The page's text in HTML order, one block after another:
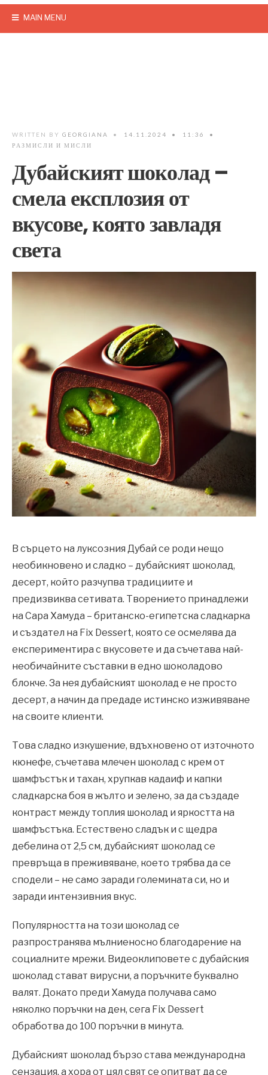
MAIN MENU
WRITTEN BY GEORGIANA • 14.11.2024 • 11:36
•
РАЗМИСЛИ И МИСЛИ
Дубайският шоколад –
смела експлозия от
вкусове, която завладя
света
В сърцето на луксозния Дубай се роди нещо
необикновено и сладко – дубайският шоколад,
десерт, който разчупва традициите и
предизвиква сетивата. Творението принадлежи
на Сара Хамуда – британско-египетска сладкарка
и създател на Fix Dessert, която се осмелява да
експериментира с вкусовете и да съчетава най-
необичайните съставки в едно шоколадово
блокче. За нея дубайският шоколад е не просто
десерт, а начин да предаде истинско изживяване
на своите клиенти.
Това сладко изкушение, вдъхновено от източното
кюнефе, съчетава млечен шоколад с крем от
шамфъстък и тахан, хрупкав кадаиф и капки
сладкарска боя в жълто и зелено, за да създаде
контраст между топлия шоколад и яркостта на
шамфъстъка. Естествено сладък и с щедра
дебелина от 2,5 см, дубайският шоколад се
превръща в преживяване, което трябва да се
сподели – не само заради големината си, но и
заради интензивния вкус.
Популярността на този шоколад се
разпространява мълниеносно благодарение на
социалните мрежи. Видеоклиповете с дубайския
шоколад стават вирусни, а поръчките буквално
валят. Докато преди Хамуда получава само
няколко поръчки на ден, сега Fix Dessert
обработва до 100 поръчки в минута.
Дубайският шоколад бързо става международна
сензация, а хора от цял свят се опитват да се